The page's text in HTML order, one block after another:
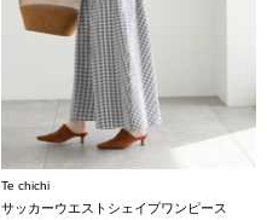
Te chichi
サッカーウエストシェイプワンピース